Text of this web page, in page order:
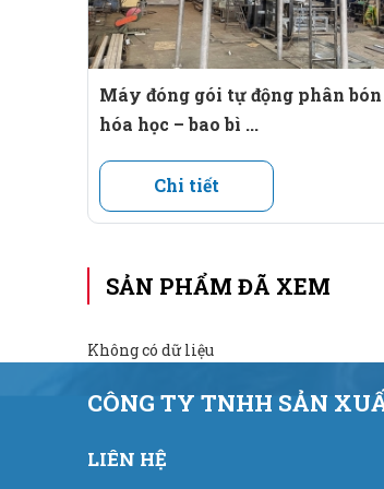
Dễ vận hành, bảo dưỡng:Giao
Máy đóng gói tự động phân bón
hóa học – bao bì ...
Chi tiết
SẢN PHẨM ĐÃ XEM
Không có dữ liệu
CÔNG TY TNHH SẢN
LIÊN HỆ